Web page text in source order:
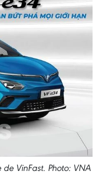
VinFast. Photo: VNA